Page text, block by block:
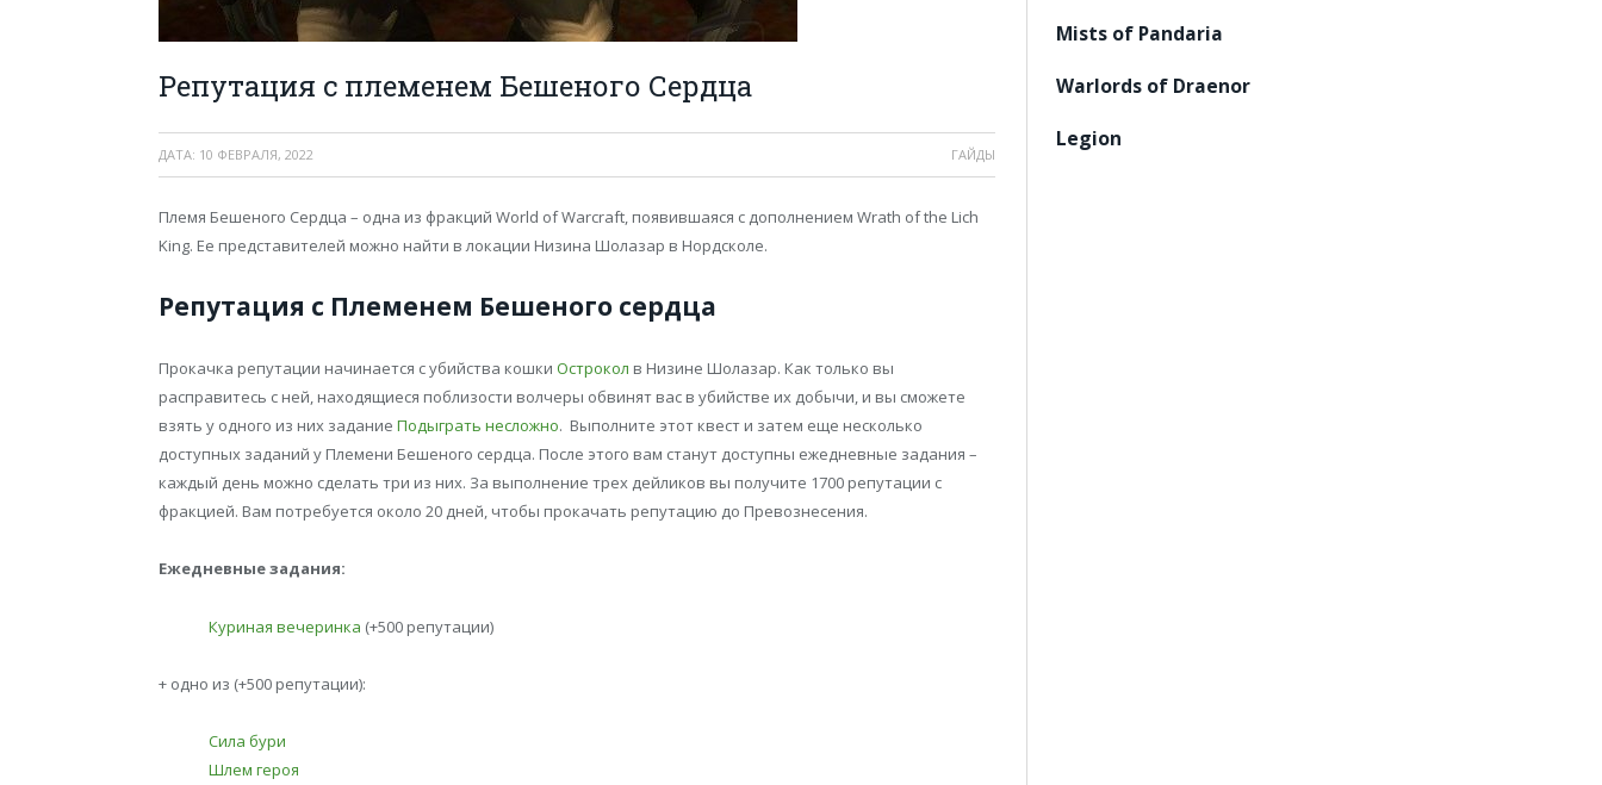
Репутация с племенем Бешеного Сердца
ДАТА: 10 ФЕВРАЛЯ, 2022 ГАЙДЫ
Племя Бешеного Сердца – одна из фракций World of Warcraft, появившаяся с дополнением Wrath of the Lich
King. Ее представителей можно найти в локации Низина Шолазар в Нордсколе.
Репутация с Племенем Бешеного сердца
Прокачка репутации начинается с убийства кошки Острокол в Низине Шолазар. Как только вы
расправитесь с ней, находящиеся поблизости волчеры обвинят вас в убийстве их добычи, и вы сможете
взять у одного из них задание Подыграть несложно. Выполните этот квест и затем еще несколько
доступных заданий у Племени Бешеного сердца. После этого вам станут доступны ежедневные задания –
каждый день можно сделать три из них. За выполнение трех дейликов вы получите 1700 репутации с
фракцией. Вам потребуется около 20 дней, чтобы прокачать репутацию до Превознесения.
Ежедневные задания:
Куриная вечеринка (+500 репутации)
+ одно из (+500 репутации):
Сила бури
Шлем героя
Mists of Pandaria
Warlords of Draenor
Legion